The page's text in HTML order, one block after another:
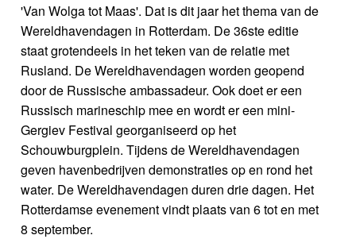
'Van Wolga tot Maas'. Dat is dit jaar het thema van de
Wereldhavendagen in Rotterdam. De 36ste editie
staat grotendeels in het teken van de relatie met
Rusland. De Wereldhavendagen worden geopend
door de Russische ambassadeur. Ook doet er een
Russisch marineschip mee en wordt er een mini-
Gergiev Festival georganiseerd op het
Schouwburgplein. Tijdens de Wereldhavendagen
geven havenbedrijven demonstraties op en rond het
water. De Wereldhavendagen duren drie dagen. Het
Rotterdamse evenement vindt plaats van 6 tot en met
8 september.